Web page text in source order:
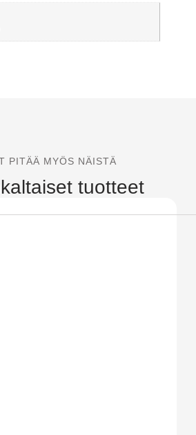
PITÄÄ MYÖS NÄISTÄ
tuotteet